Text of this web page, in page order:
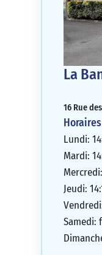
La
16 Rue
Horaires
Lundi:
Mardi:
Jeudi:
Samedi: